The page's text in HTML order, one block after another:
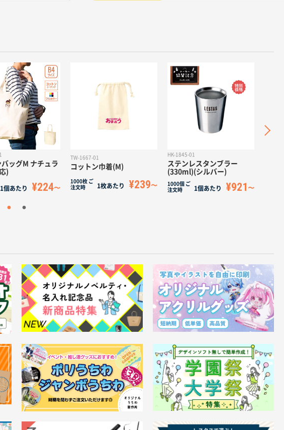
グM ナチュラ
あたり ¥224
TW-1667-01
コットン巾着(M)
1000枚 ご
注文時
1枚あたり ¥239
HK-1845-01
ステンレスタンブラー
(330ml)(シルバー)
1000個 ご
注文時
1個あたり ¥921